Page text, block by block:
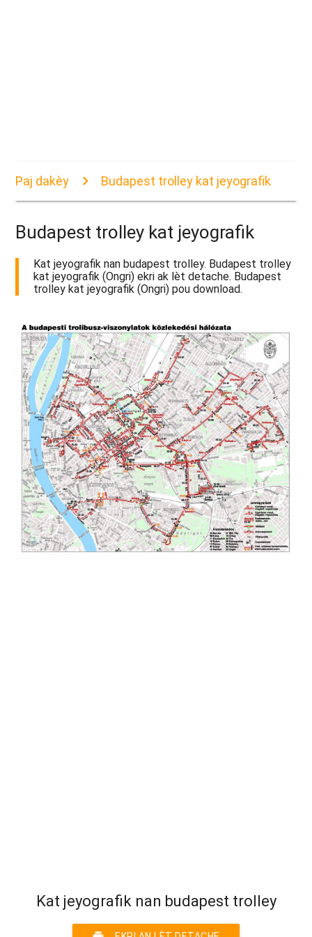
Paj dakèy Budapest trolley kat jeyografik
Budapest trolley kat jeyografik
Kat jeyografik nan budapest trolley. Budapest trolley
kat jeyografik (Ongri) ekri ak lèt detache. Budapest
trolley kat jeyografik (Ongri) pou download.
Kat jeyografik nan budapest trolley